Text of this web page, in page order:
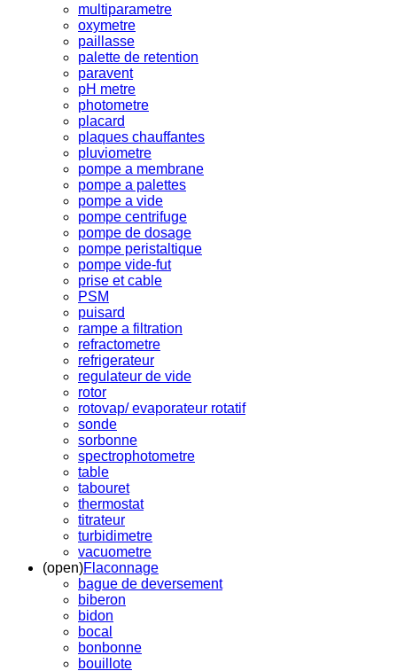
multiparametre
oxymetre
paillasse
palette de retention
paravent
pH metre
photometre
placard
plaques chauffantes
pluviometre
pompe a membrane
pompe a palettes
pompe a vide
pompe centrifuge
pompe de dosage
pompe peristaltique
pompe vide-fut
prise et cable
PSM
puisard
rampe a filtration
refractometre
refrigerateur
regulateur de vide
rotor
rotovap/ evaporateur rotatif
sonde
sorbonne
spectrophotometre
table
tabouret
thermostat
titrateur
turbidimetre
vacuometre
(open)Flaconnage
bague de deversement
biberon
bidon
bocal
bonbonne
bouillote